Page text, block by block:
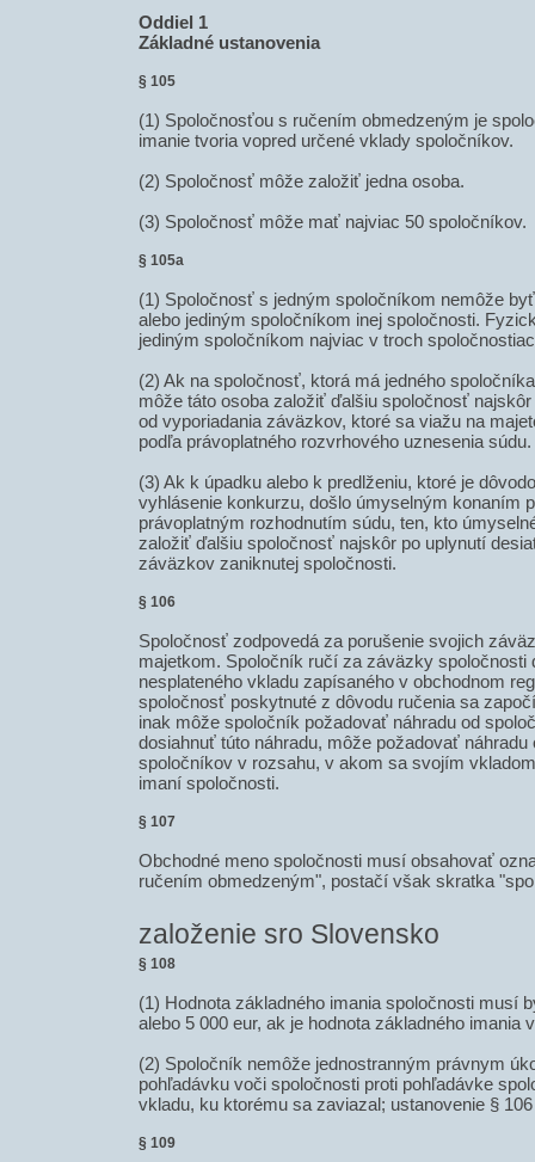
Oddiel 1
Základné ustanovenia
§ 105
(1) Spoločnosťou s ručením obmedzeným je
imanie tvoria vopred určené vklady spoločníkov.
(2) Spoločnosť môže založiť jedna osoba.
(3) Spoločnosť môže mať najviac 50 spoločníkov.
§ 105a
(1) Spoločnosť s jedným spoločníkom nemôže
alebo jediným spoločníkom inej spoločnosti.
jediným spoločníkom najviac v troch
(2) Ak na spoločnosť, ktorá má jedného
môže táto osoba založiť ďalšiu spoločnosť
od vyporiadania záväzkov, ktoré sa viažu na
podľa právoplatného rozvrhového uznesenia súdu.
(3) Ak k úpadku alebo k predlženiu, ktoré je
vyhlásenie konkurzu, došlo úmyselným konaním
právoplatným rozhodnutím súdu, ten, kto
založiť ďalšiu spoločnosť najskôr po uplynutí
záväzkov zaniknutej spoločnosti.
§ 106
Spoločnosť zodpovedá za porušenie svojich
majetkom. Spoločník ručí za záväzky spoločnosti
nesplateného vkladu zapísaného v obchodnom
spoločnosť poskytnuté z dôvodu ručenia sa
inak môže spoločník požadovať náhradu od
dosiahnuť túto náhradu, môže požadovať
spoločníkov v rozsahu, v akom sa svojím
imaní spoločnosti.
§ 107
Obchodné meno spoločnosti musí obsahovať
ručením obmedzeným", postačí však skratka
založenie sro Slovensko
§ 108
(1) Hodnota základného imania spoločnosti musí
alebo 5 000 eur, ak je hodnota základného imania
(2) Spoločník nemôže jednostranným právnym
pohľadávku voči spoločnosti proti pohľadávke
vkladu, ku ktorému sa zaviazal; ustanovenie §
§ 109